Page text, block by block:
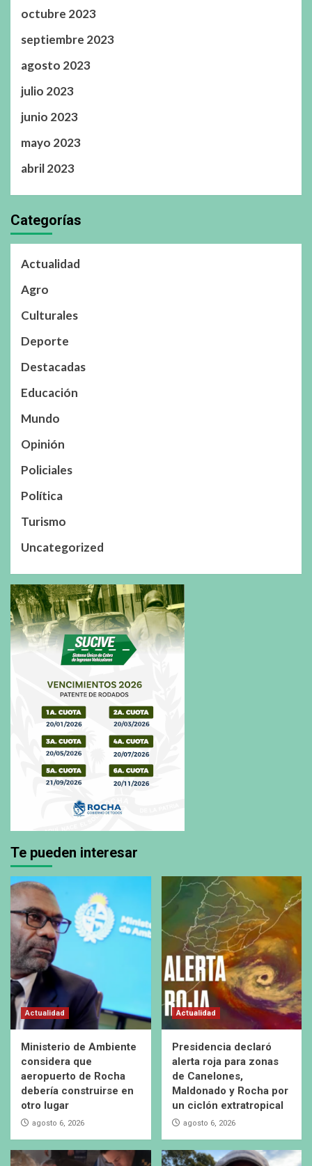
octubre 2023
septiembre 2023
agosto 2023
julio 2023
junio 2023
mayo 2023
abril 2023
Categorías
Actualidad
Agro
Culturales
Deporte
Destacadas
Educación
Mundo
Opinión
Policiales
Política
Turismo
Uncategorized
Te pueden interesar
Actualidad
Ministerio de Ambiente
considera que
aeropuerto de Rocha
debería construirse en
otro lugar
agosto 6, 2026
Actualidad
Presidencia declaró
alerta roja para zonas
de Canelones,
Maldonado y Rocha por
un ciclón extratropical
agosto 6, 2026